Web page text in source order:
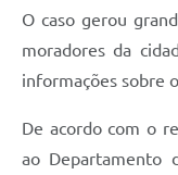
O caso gerou
moradores da
informações sobre
De acordo com o
ao Departamento